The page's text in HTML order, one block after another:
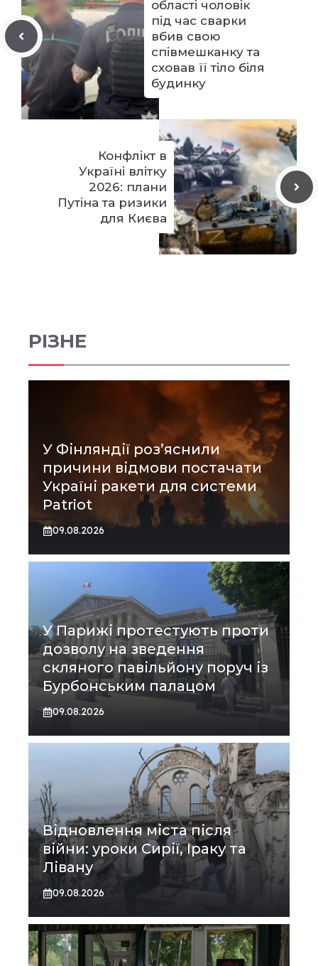
області чоловік
під час сварки
вбив свою
співмешканку та
сховав її тіло біля
будинку
Конфлікт в
Україні влітку
2026: плани
Путіна та ризики
для Києва
РІЗНЕ
У Фінляндії роз’яснили
причини відмови постачати
Україні ракети для системи
Patriot
09.08.2026
У Парижі протестують проти
дозволу на зведення
скляного павільйону поруч із
Бурбонським палацом
09.08.2026
Відновлення міста після
війни: уроки Сирії, Іраку та
Лівану
09.08.2026